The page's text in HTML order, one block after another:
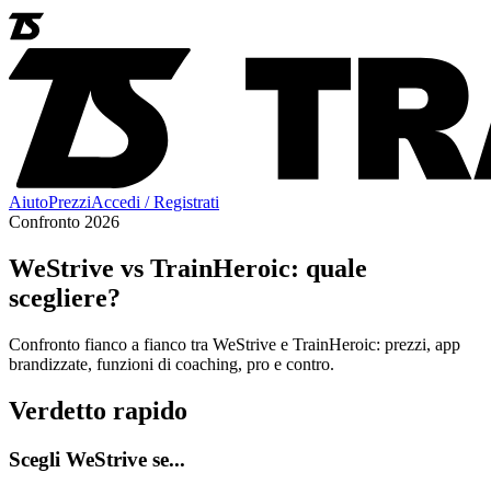
AiutoPrezziAccedi / Registrati
Confronto 2026
WeStrive vs TrainHeroic: quale
scegliere?
Confronto fianco a fianco tra WeStrive e TrainHeroic: prezzi, app
brandizzate, funzioni di coaching, pro e contro.
Verdetto rapido
Scegli WeStrive se...